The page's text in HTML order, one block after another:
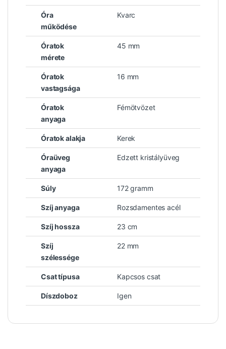
Óra
működése
Kvarc
Óratok
mérete
45 mm
Óratok
vastagsága
16 mm
Óratok
anyaga
Fémötvözet
Óratok alakja Kerek
Óraüveg
anyaga
Edzett kristályüveg
Súly 172 gramm
Szíj anyaga Rozsdamentes acél
Szíj hossza 23 cm
Szíj
szélessége
22 mm
Csat típusa Kapcsos csat
Díszdoboz Igen